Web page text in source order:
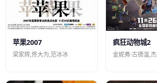
苹果2007
梁家辉,佟大为,范冰冰
疯狂动物城2
金妮弗·古德温,